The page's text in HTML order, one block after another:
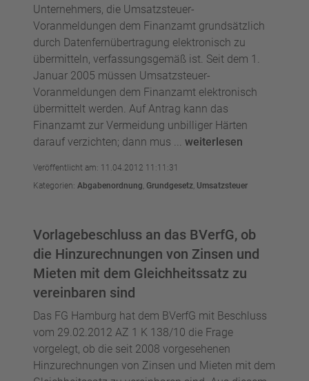
Unternehmers, die Umsatzsteuer-
Voranmeldungen dem Finanzamt grundsätzlich
durch Datenfernübertragung elektronisch zu
übermitteln, verfassungsgemäß ist. Seit dem 1.
Januar 2005 müssen Umsatzsteuer-
Voranmeldungen dem Finanzamt elektronisch
übermittelt werden. Auf Antrag kann das
Finanzamt zur Vermeidung unbilliger Härten
darauf verzichten; dann mus ... weiterlesen
Veröffentlicht am: 11.04.2012 11:11:31
Kategorien: Abgabenordnung, Grundgesetz, Umsatzsteuer
Vorlagebeschluss an das BVerfG, ob
die Hinzurechnungen von Zinsen und
Mieten mit dem Gleichheitssatz zu
vereinbaren sind
Das FG Hamburg hat dem BVerfG mit Beschluss
vom 29.02.2012 AZ 1 K 138/10 die Frage
vorgelegt, ob die seit 2008 vorgesehenen
Hinzurechnungen von Zinsen und Mieten mit dem